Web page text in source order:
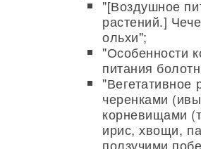
"[Воздушное
растений.]
ольхи";
"Особенности
питания
"Вегетативное
черенками
корневищами
ирис, хвощи,
ползучими